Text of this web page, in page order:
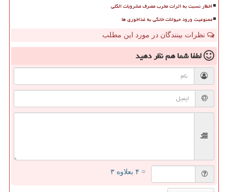
اخطار نسبت به اثرات مخرب مصرف مشروبات الکلی
ممنوعیت ورود حیوانات خانگی به غذاخوری ها
نظرات بینندگان در مورد این مطلب
لطفا شما همنظر دهید
= ۴ بعلاوه ۳